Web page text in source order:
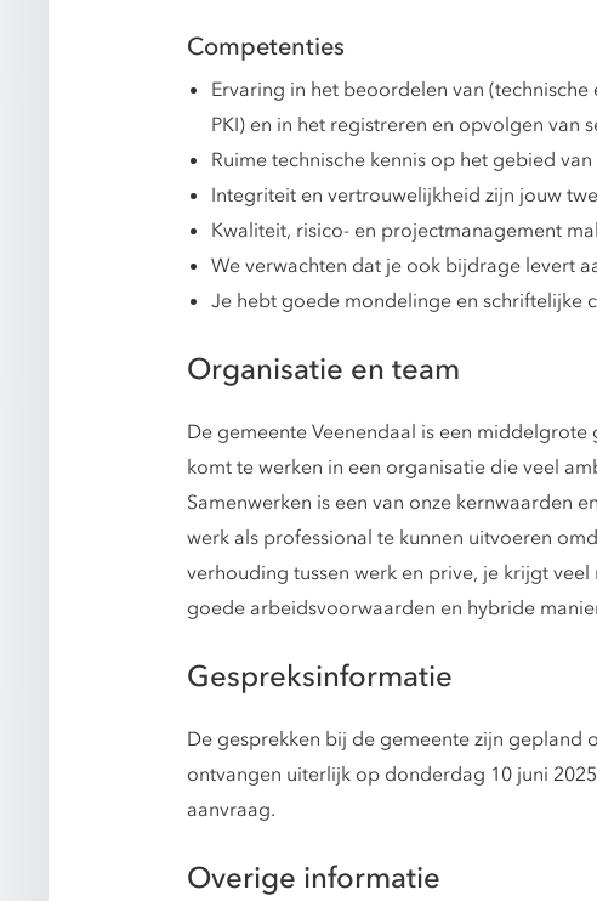
Competenties
Ervaring in het beoordelen van
PKI) en in het registreren en opvolgen van
Ruime technische kennis op het gebied
Integriteit en vertrouwelijkheid zijn jouw
Kwaliteit, risico- en projectmanagement
We verwachten dat je ook bijdrage levert
Je hebt goede mondelinge en schriftelijke
Organisatie en team
De gemeente Veenendaal is een
komt te werken in een organisatie die veel
Samenwerken is een van onze kernwaarden
werk als professional te kunnen uitvoeren
verhouding tussen werk en prive, je krijgt
goede arbeidsvoorwaarden en hybride
Gespreksinformatie
De gesprekken bij de gemeente zijn gepland
ontvangen uiterlijk op donderdag 10 juni
aanvraag.
Overige informatie